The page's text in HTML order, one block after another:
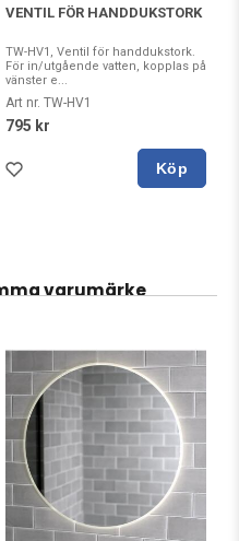
VENTIL FÖR HANDDUKSTORK
TW-HV1, Ventil för handdukstork.
För in/utgående vatten, kopplas på
vänster e...
Art nr. TW-HV1
795 kr
Köp
varumärke